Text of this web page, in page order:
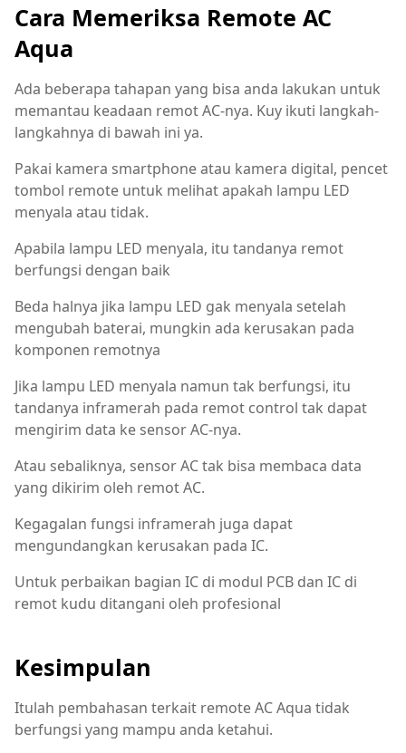
Cara Memeriksa Remote AC
Aqua
Ada beberapa tahapan yang bisa anda lakukan untuk
memantau keadaan remot AC-nya. Kuy ikuti langkah-
langkahnya di bawah ini ya.
Pakai kamera smartphone atau kamera digital, pencet
tombol remote untuk melihat apakah lampu LED
menyala atau tidak.
Apabila lampu LED menyala, itu tandanya remot
berfungsi dengan baik
Beda halnya jika lampu LED gak menyala setelah
mengubah baterai, mungkin ada kerusakan pada
komponen remotnya
Jika lampu LED menyala namun tak berfungsi, itu
tandanya inframerah pada remot control tak dapat
mengirim data ke sensor AC-nya.
Atau sebaliknya, sensor AC tak bisa membaca data
yang dikirim oleh remot AC.
Kegagalan fungsi inframerah juga dapat
mengundangkan kerusakan pada IC.
Untuk perbaikan bagian IC di modul PCB dan IC di
remot kudu ditangani oleh profesional
Kesimpulan
Itulah pembahasan terkait remote AC Aqua tidak
berfungsi yang mampu anda ketahui.